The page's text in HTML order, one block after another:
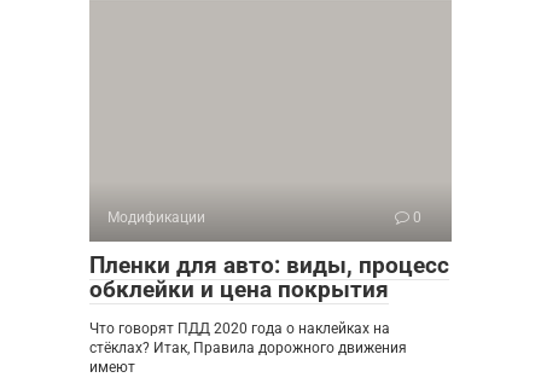
Модификации 0
Пленки для авто: виды, процесс
обклейки и цена покрытия
Что говорят ПДД 2020 года о наклейках на
стёклах? Итак, Правила дорожного движения
имеют